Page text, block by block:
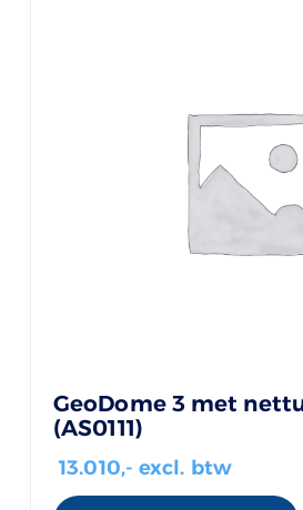
GeoDome 3 met
(AS0111)
13.010,- excl. btw